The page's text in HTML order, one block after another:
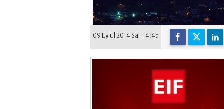
09 Eylül 2014 Salı 14:45